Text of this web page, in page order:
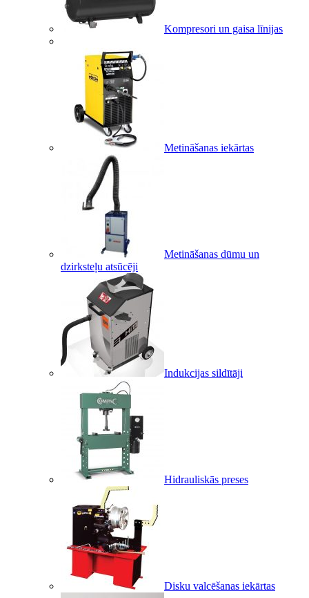
Kompresori un gaisa līnijas
Metināšanas iekārtas
Metināšanas dūmu un
dzirksteļu atsūcēji
Indukcijas sildītāji
Hidrauliskās preses
Disku valcēšanas iekārtas